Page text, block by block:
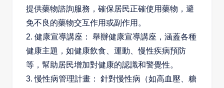
提供藥物諮詢服務，確保居民正確使用藥物，避
免不良的藥物交互作用或副作用。
2. 健康宣導講座： 舉辦健康宣導講座，涵蓋各種
健康主題，如健康飲食、運動、慢性疾病預防
等，幫助居民增加對健康的認識和警覺性。
3. 慢性病管理計畫： 針對慢性病（如高血壓、糖